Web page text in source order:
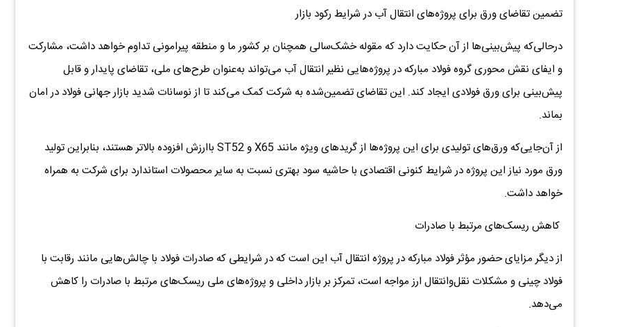
تضمین تقاضای ورق برای پروژه‌های انتقال آب در شرایط رکود بازار
درحالی‌که پیش‌بینی‌ها از آن حکایت دارد که مقوله خشک‌سالی همچنان بر کشور ما و منطقه پیرامونی تداوم خواهد داشت، مشارکت
و ایفای نقش ‌محوری گروه فولاد مبارکه در پروژه‌هایی نظیر انتقال آب می‌تواند به‌عنوان طرح‌های ملی، تقاضای پایدار و قابل
‌پیش‌بینی برای ورق فولادی ایجاد کند. این تقاضای تضمین‌شده به شرکت کمک می‌کند تا از نوسانات شدید بازار جهانی فولاد در امان
بماند.
از آن‌جایی‌که ورق‌های تولیدی برای این پروژه‌ها از گریدهای ویژه مانند X65 و ST52 باارزش افزوده بالاتر هستند، بنابراین تولید
ورق مورد نیاز این پروژه در شرایط کنونی اقتصادی با حاشیه سود بهتری نسبت به سایر محصولات استاندارد برای شرکت به همراه
خواهد داشت.
کاهش ریسک‌های مرتبط با صادرات
از دیگر مزایای حضور مؤثر فولاد مبارکه در پروژه انتقال آب این است که در شرایطی که صادرات فولاد با چالش‌هایی مانند رقابت با
فولاد چینی و مشکلات نقل‌وانتقال ارز مواجه است، تمرکز بر بازار داخلی و پروژه‌های ملی ریسک‌های مرتبط با صادرات را کاهش
می‌دهد.